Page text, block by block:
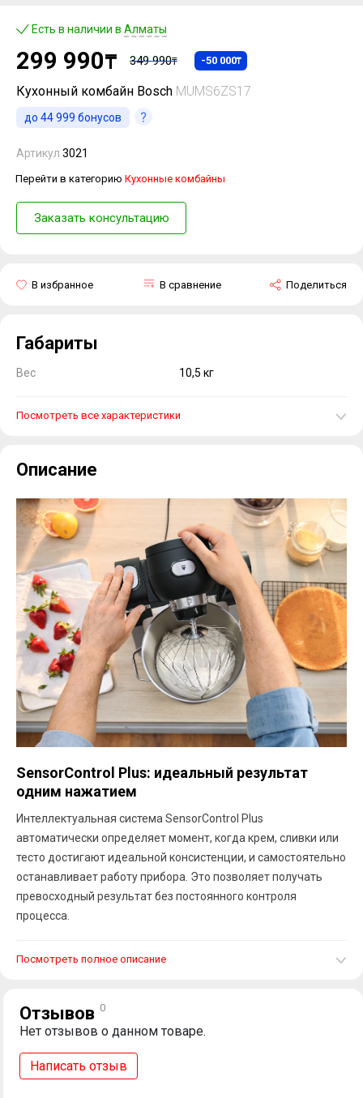
Кухонный комбайн Bosch MUMS6ZS17
Артикул 3021
Перейти в категорию Кухонные комбайны
Заказать консультацию
Поделиться
В сравнение
В избранное
Есть в наличии в Алматы
до 44 999 бонусов
299 990₸ 349 990₸ -50 000₸
Габариты
Вес 10,5 кг
Посмотреть все характеристики
Описание
SensorControl Plus: идеальный результат
одним нажатием
Интеллектуальная система SensorControl Plus
автоматически определяет момент, когда крем, сливки или
тесто достигают идеальной консистенции, и самостоятельно
останавливает работу прибора. Это позволяет получать
превосходный результат без постоянного контроля
процесса.
Посмотреть полное описание
Отзывов 0
Нет отзывов о данном товаре.
Написать отзыв